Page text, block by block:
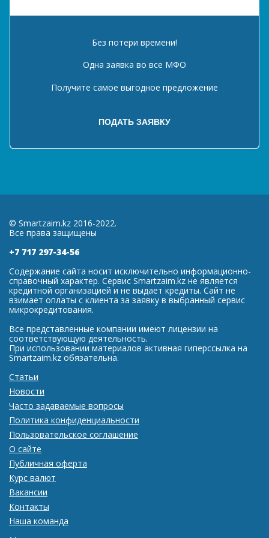
Без потери времени!
Одна заявка во все МФО
Получите самое выгодное предложение
© Smartzaim.kz 2016-2022.
Все права защищены
+7 717 297-34-56
Содержание сайта носит исключительно информационно-
справочный характер. Сервис Smartzaim.kz не является
кредитной организацией и не выдает кредиты. Сайт не
взимает оплаты с клиента за заявку в выбранный сервис
микрокредитования.
Все представленные компании имеют лицензии на
соответствующую деятельность.
При использовании материалов активная гиперссылка на
Smartzaim.kz обязательна.
Статьи
Новости
Часто задаваемые вопросы
Политика конфиденциальности
Пользовательское соглашение
О сайте
Публичная оферта
Курс валют
Вакансии
Контакты
Наша команда